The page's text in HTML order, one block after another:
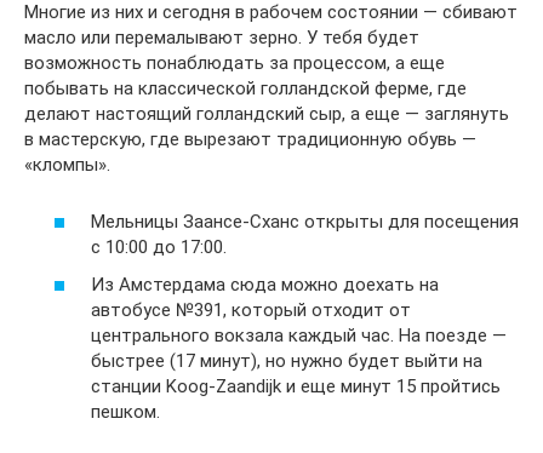
Многие из них и сегодня в рабочем состоянии — сбивают
масло или перемалывают зерно. У тебя будет
возможность понаблюдать за процессом, а еще
побывать на классической голландской ферме, где
делают настоящий голландский сыр, а еще — заглянуть
в мастерскую, где вырезают традиционную обувь —
«кломпы».
Мельницы Заансе-Сханс открыты для посещения
с 10:00 до 17:00.
Из Амстердама сюда можно доехать на
автобусе №391, который отходит от
центрального вокзала каждый час. На поезде —
быстрее (17 минут), но нужно будет выйти на
станции Koog-Zaandijk и еще минут 15 пройтись
пешком.